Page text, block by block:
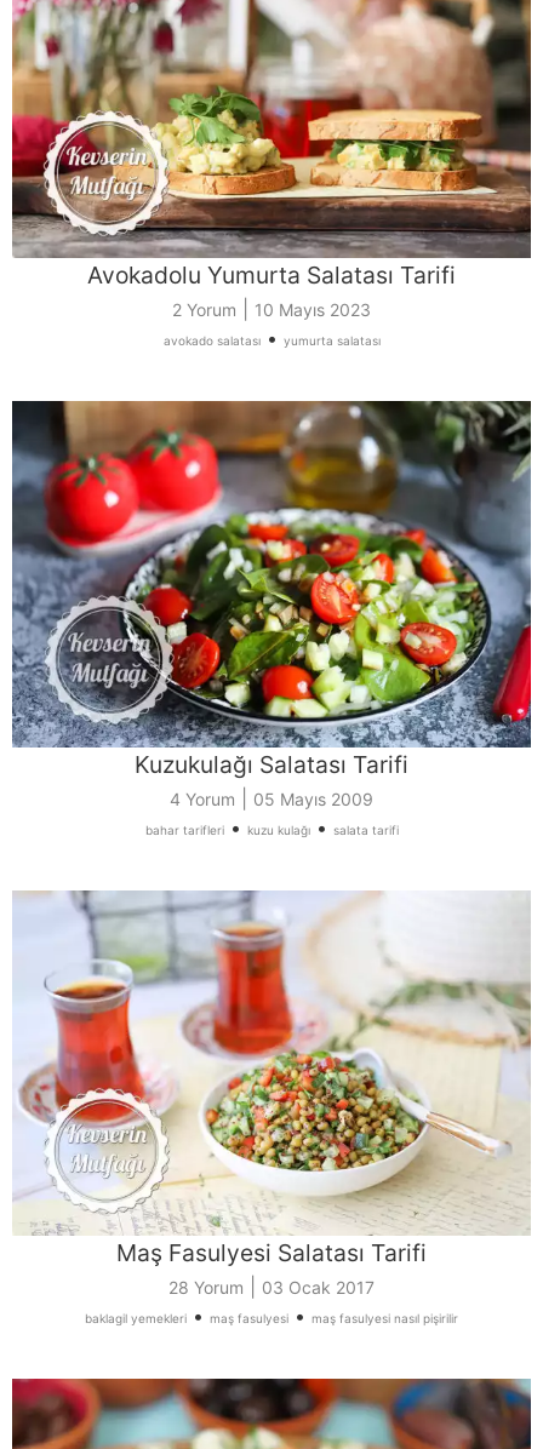
Avokadolu Yumurta Salatası Tarifi
2 Yorum 10 Mayıs 2023
avokado salatası• yumurta salatası
Kuzukulağı Salatası Tarifi
4 Yorum 05 Mayıs 2009
bahar tarifleri• kuzu kulağı• salata tarifi
Maş Fasulyesi Salatası Tarifi
28 Yorum 03 Ocak 2017
baklagil yemekleri • maş fasulyesi • maş fasulyesi nasıl pişirilir